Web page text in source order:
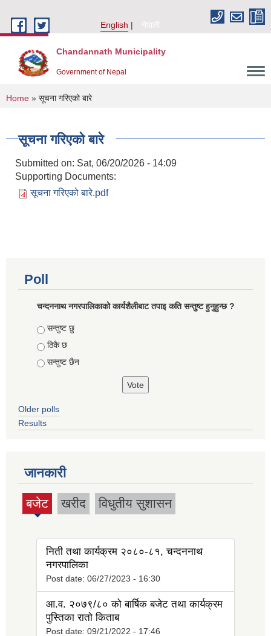
English
नेपाली
Chandannath Municipality
Government of Nepal
You are here
Home » सूचना गरिएको बारे
सूचना गरिएको बारे
Submitted on: Sat, 06/20/2026 - 14:09
Supporting Documents:
सूचना गरिएको बारे.pdf
Poll
चन्दननाथ नगरपालिकाको कार्यशैलीबाट तपाइ कति सन्तुष्ट हुनुहुन्छ ?
Choices
सन्तुष्ट छु
ठिकै छ
सन्तुष्ट छैन
Older polls
Results
जानकारी
बजेट
(active
खरीद विधुतीय सुशासन
निती तथा कार्यक्रम २०८०-८१, चन्दननाथ
नगरपालिका
Post date: 06/27/2023 - 16:30
आ.व. २०७९/८० को बार्षिक बजेट तथा कार्यक्रम
पुस्तिका रातो किताब
Post date: 09/21/2022 - 17:46